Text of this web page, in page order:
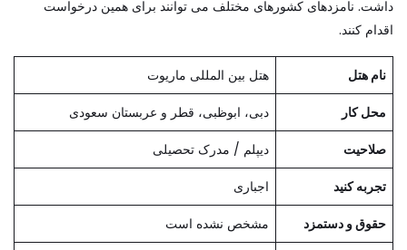
داشت. نامزدهای کشورهای مختلف می توانند برای همین درخواست
اقدام کنند.
نام هتل هتل بین المللی ماریوت
محل کار دبی، ابوظبی، قطر و عربستان سعودی
صلاحیت دیپلم / مدرک تحصیلی
تجربه کنید اجباری
حقوق و دستمزد مشخص نشده است